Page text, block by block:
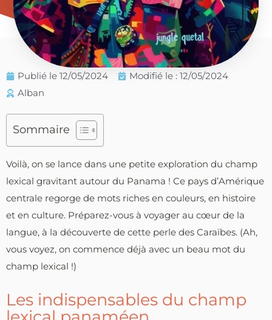
Publié le 12/05/2024
Modifié le : 12/05/2024
Alban
Sommaire
Voilà, on se lance dans une petite exploration du champ
lexical gravitant autour du Panama ! Ce pays d’Amérique
centrale regorge de mots riches en couleurs, en histoire
et en culture. Préparez-vous à voyager au cœur de la
langue, à la découverte de cette perle des Caraïbes. (Ah,
vous voyez, on commence déjà avec un beau mot du
champ lexical !)
Les indispensables du champ